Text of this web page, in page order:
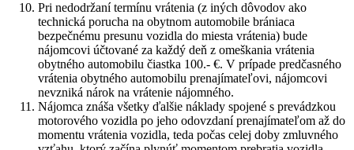
Pri nedodržaní termínu vrátenia (z iných dôvodov ako
technická porucha na obytnom automobile brániaca
bezpečnému presunu vozidla do miesta vrátenia) bude
nájomcovi účtované za každý deň z omeškania vrátenia
obytného automobilu čiastka 100.- €. V prípade predčasného
vrátenia obytného automobilu prenajímateľovi, nájomcovi
nevzniká nárok na vrátenie nájomného.
Nájomca znáša všetky ďalšie náklady spojené s prevádzkou
motorového vozidla po jeho odovzdaní prenajímateľom až do
momentu vrátenia vozidla, teda počas celej doby zmluvného